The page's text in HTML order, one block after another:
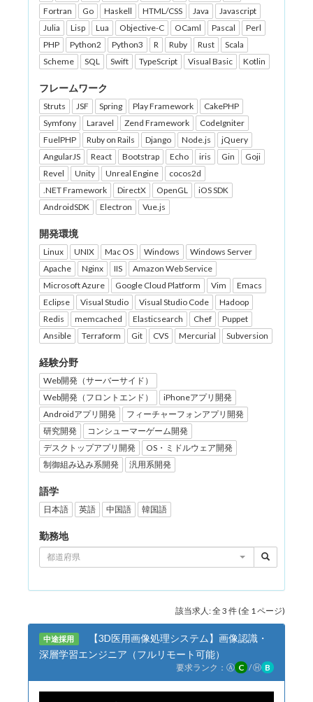
Fortran
Go Haskell HTML/CSS Java
Javascript
Julia
Lisp Lua Objective-C OCaml Pascal
Perl
PHP
Python2 Python3 R Ruby Rust
Scala
Scheme
SQL Swift TypeScript Visual Basic Kotlin
フレームワーク
Struts JSF Spring Play Framework
CakePHP
Symfony
Laravel Zend Framework
CodeIgniter
FuelPHP
Ruby on Rails Django Node.js
jQuery
AngularJS
React Bootstrap Echo iris Gin
Goji
Revel
Unity Unreal Engine
cocos2d
.NET Framework
DirectX OpenGL
iOS SDK
AndroidSDK
Electron Vue.js
開発環境
Linux UNIX Mac OS Windows
Windows Server
Apache
Nginx IIS
Amazon Web Service
Microsoft Azure
Google Cloud Platform Vim
Emacs
Eclipse
Visual Studio Visual Studio Code
Hadoop
Redis
memcached Elasticsearch Chef
Puppet
Ansible
Terraform Git CVS Mercurial Subversion
経験分野
Web開発（サーバーサイド）
Web開発（フロントエンド）
iPhoneアプリ開発
Androidアプリ開発
フィーチャーフォンアプリ開発
研究開発
コンシューマーゲーム開発
デスクトップアプリ開発
OS・ミドルウェア開発
制御組み込み系開発
汎用系開発
語学
日本語 英語 中国語 韓国語
勤務地
都道府県
該当求人: 全 3 件 (全 1 ページ)
中途採用
【3D医用画像処理システム】画像認識・
深層学習エンジニア（フルリモート可能）
要求ランク： Ⓐ C /Ⓗ B